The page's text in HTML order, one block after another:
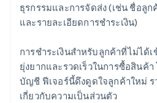
ธุรกรรมและการจัดส่ง (เช่น ชื่อลู
และรายละเอียดการชำระเงิน)
การชำระเงินสำหรับลูกค้าที่ไม่ได้
ยุ่งยากและรวดเร็วในการซื้อสินค้า
บัญชี ฟีเจอร์นี้ดึงดูดใจลูกค้าใหม่
เกี่ยวกับความเป็นส่วนตัว